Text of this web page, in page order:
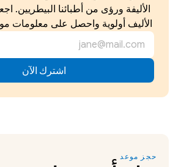
الأليف أولوية واحصل على معلومات
حجز موعد